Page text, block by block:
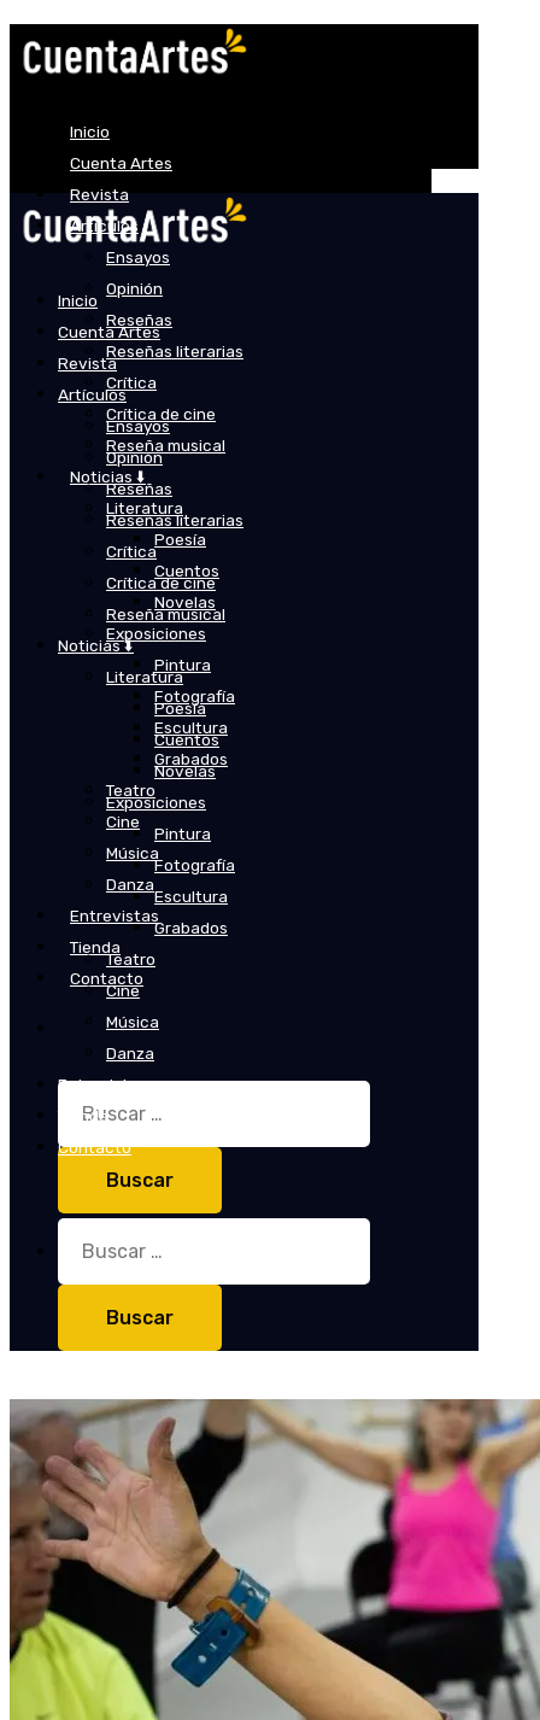
Inicio
Cuenta Artes
Revista
Artículos
Ensayos
Opinión
Reseñas
Reseñas literarias
Crítica
Crítica de cine
Reseña musical
Noticias ⬇️
Literatura
Poesía
Cuentos
Novelas
Exposiciones
Pintura
Fotografía
Escultura
Grabados
Teatro
Cine
Música
Danza
Entrevistas
Tienda
Contacto
Buscar:
Inicio
Cuenta Artes
Revista
Artículos
Ensayos
Opinión
Reseñas
Reseñas literarias
Crítica
Crítica de cine
Reseña musical
Noticias ⬇️
Literatura
Poesía
Cuentos
Novelas
Exposiciones
Pintura
Fotografía
Escultura
Grabados
Teatro
Cine
Música
Danza
Entrevistas
Tienda
Contacto
Buscar: